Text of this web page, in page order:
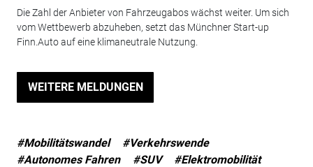
Die Zahl der Anbieter von Fahrzeugabos wächst weiter. Um sich
vom Wettbewerb abzuheben, setzt das Münchner Start-up
Finn.Auto auf eine klimaneutrale Nutzung.
WEITERE MELDUNGEN
#Mobilitätswandel
#Verkehrswende
#Autonomes Fahren
#SUV
#Elektromobilität